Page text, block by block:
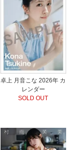
卓上 月音こな 2026年 カ
レンダー
SOLD OUT